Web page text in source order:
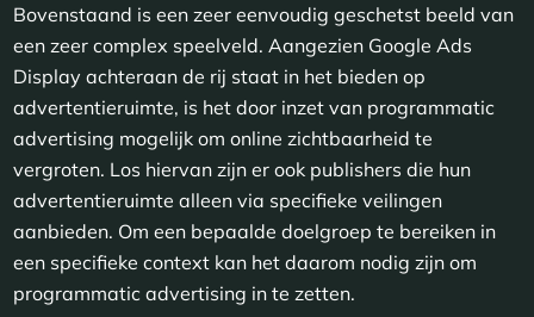
Bovenstaand is een zeer eenvoudig geschetst beeld van
een zeer complex speelveld. Aangezien Google Ads
Display achteraan de rij staat in het bieden op
advertentieruimte, is het door inzet van programmatic
advertising mogelijk om online zichtbaarheid te
vergroten. Los hiervan zijn er ook publishers die hun
advertentieruimte alleen via specifieke veilingen
aanbieden. Om een bepaalde doelgroep te bereiken in
een specifieke context kan het daarom nodig zijn om
programmatic advertising in te zetten.